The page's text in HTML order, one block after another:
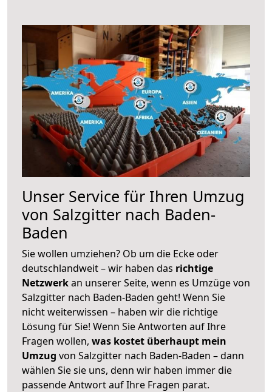
Unser Service für Ihren Umzug
von Salzgitter nach Baden-
Baden
Sie wollen umziehen? Ob um die Ecke oder
deutschlandweit – wir haben das richtige
Netzwerkan unserer Seite, wenn es Umzüge von
Salzgitter nach Baden-Baden geht! Wenn Sie
nicht weiterwissen – haben wir die richtige
Lösung für Sie! Wenn Sie Antworten auf Ihre
Fragen wollen, was kostet überhaupt mein
Umzug von Salzgitter nach Baden-Baden – dann
wählen Sie sie uns, denn wir haben immer die
passende Antwort auf Ihre Fragen parat.